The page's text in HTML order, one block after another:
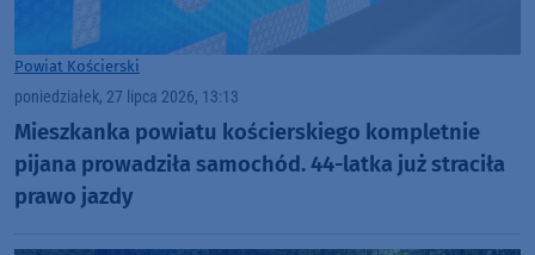
Powiat Kościerski
poniedziałek, 27 lipca 2026, 13:13
Mieszkanka powiatu kościerskiego kompletnie
pijana prowadziła samochód. 44-latka już straciła
prawo jazdy